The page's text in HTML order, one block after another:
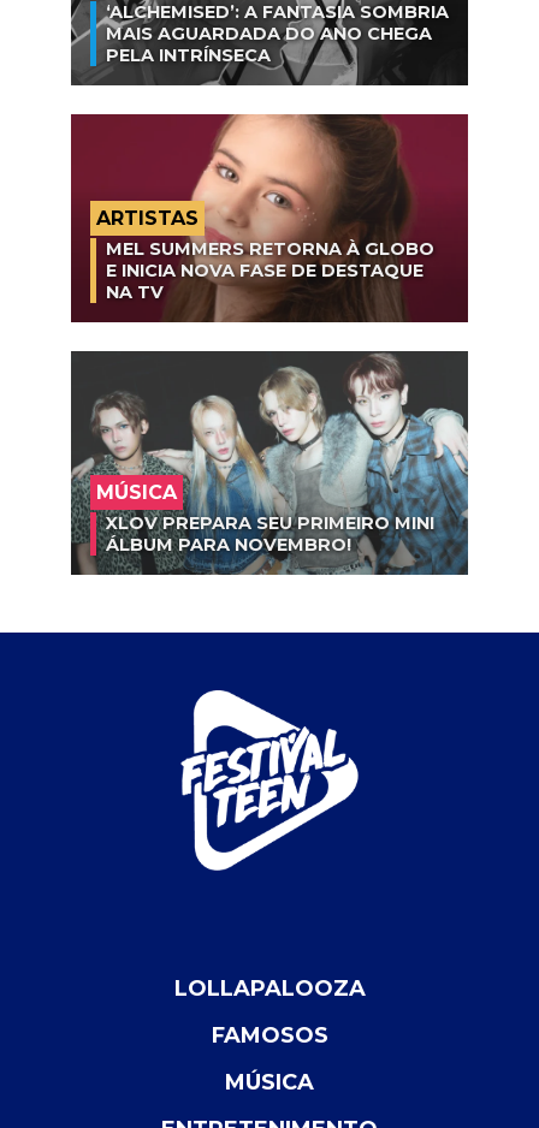
‘ALCHEMISED’: A FANTASIA SOMBRIA
MAIS AGUARDADA DO ANO CHEGA
PELA INTRÍNSECA
ARTISTAS
MEL SUMMERS RETORNA À GLOBO
E INICIA NOVA FASE DE DESTAQUE
NA TV
MÚSICA
XLOV PREPARA SEU PRIMEIRO MINI
ÁLBUM PARA NOVEMBRO!
LOLLAPALOOZA
FAMOSOS
MÚSICA